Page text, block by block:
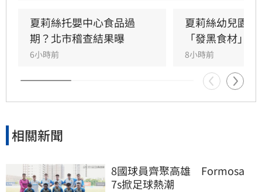
「舉雙手贊成」，強調店家牆面不應淪為政治戰
場，並呼籲民眾以實際消費支持。事件發酵後，
反倒激起民眾力挺，東發號現場湧現驚人排隊人
潮，許多網友紛紛留言支持，用行動守護在地美
味，展現民眾對老店遭受政治波及的不捨與支
持。
夏莉絲托嬰中心食品過
期？北市稽查結果曝
6小時前
夏莉絲幼兒園
「發黑食材」
8小時前
相關新聞
8國球員齊聚高雄　Formosa
7s掀足球熱潮